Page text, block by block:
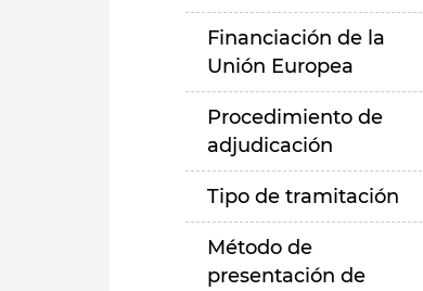
Financiación de la
Unión Europea
Procedimiento de
adjudicación
Tipo de tramitación
Método de
presentación de